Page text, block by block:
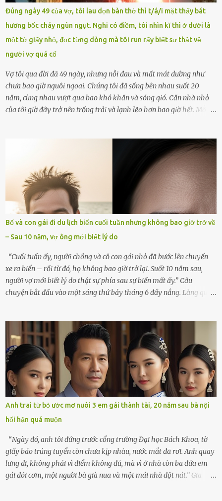
nhận thức được nội dung bài viết của bản thân trên mạng xã hội
ngày 1.9 là chưa phù hợp nên đã chủ động gỡ bài viết và đăng bài
xin lỗi trên trang Facebook cá nhân. Chu Ngọc Quang Vinh làm việc
với cơ quan chức năng. Ảnh: Đơn vị cung...
Đúng ngày 49 của vợ, tôi lau dọn bàn thờ thì t/á/i mặt thấy bát
hương bốc cháy ngùn ngụt. Nghi có điềm, tôi nhìn kĩ thì ở dưới là
một tờ giấy nhỏ, đọc từng dòng mà tôi run rẩy biết sự thật về
người vợ quá cố
Vợ tôi qua đời đã 49 ngày, nhưng nỗi đau và mất mát dường như
chưa bao giờ nguôi ngoai. Chúng tôi đã sống bên nhau suốt 20
năm, cùng nhau vượt qua bao khó khăn và sóng gió. Căn nhà nhỏ
của tôi giờ đây trở nên trống trải và lạnh lẽo hơn bao giờ hết. Mỗi
rơi vào khoảng trống vô tận, chẳng còn muốn làm gì ngoài việc
ngồi lặng lẽ nhớ về cô ấy. Nhưng cuộc sống không cho phép tôi mãi
chìm đắm trong đau khổ. Họ hàng, bạn bè và những người thân
thiết đã đến bên, giúp tôi tổ chức tang lễ chu toàn. Và hôm nay là
ngày giỗ đầu tiên của vợ, 49 ngày sau khi cô ấy rời xa tôi mãi
mãi.Buổi sáng hôm đó, sau khi cúng cơm xong, tôi quyết định lên
sắp xếp lại bàn thờ vợ. Mọi thứ vẫn như mọi ngày, nhưng có điều gì
đó kỳ lạ mà tôi không thể giải thích được. Trong khoảnh khắc tôi
cúi xuống lau chùi bát hương, một luồng gió lạ thoáng qua, khiến
tôi giật mình. Và rồi, một chuyện kinh...
Bố và con gái đi du lịch biển cuối tuần nhưng không bao giờ trở về
– Sau 10 năm, vợ ông mới biết lý do
“Cuối tuần ấy, người chồng và cô con gái nhỏ đã bước lên chuyến
xe ra biển – rồi từ đó, họ không bao giờ trở lại. Suốt 10 năm sau,
người vợ mới biết lý do thật sự phía sau sự biến mất ấy.” Câu
chuyện bắt đầu vào một sáng thứ bảy tháng 6 đầy nắng. Làng quê
không kém. Ông Minh, vốn là một người đàn ông điềm đạm, ít nói,
hôm ấy lại đặc biệt vui vẻ. Ông chuẩn bị hành lý cho chuyến đi biển
cùng cô con gái 8 tuổi tên Thảo. “Em ở nhà nghỉ ngơi nhé, anh đưa
con đi biển hai ngày, để nó được ngắm sóng, nghịch cát. Về chắc nó
sẽ kể cho em nghe cả tuần không hết chuyện.” – Ông Minh cười
hiền, vuốt tóc vợ. Bà Hạnh nhìn chồng và con gái ríu rít chuẩn bị mà
lòng cũng rộn ràng. Bà vốn ít có dịp đi xa vì còn bận buôn bán ở chợ,
nên lần này cũng đành ở nhà. Thảo ôm chầm lấy mẹ trước khi đi:
“Con sẽ nhặt thật nhiều vỏ sò cho mẹ nhé!” Chiếc xe khách lăn
bánh rời khỏi bến...
Anh trai từ bỏ ước mơ nuôi 3 em gái thành tài, 20 năm sau bà nội
hối hận quá muộn
“Ngày đó, anh tôi đứng trước cổng trường Đại học Bách Khoa, tờ
giấy báo trúng tuyển còn chưa kịp nhàu, nước mắt đã rơi. Anh quay
lưng đi, không phải vì điểm không đủ, mà vì ở nhà còn ba đứa em
gái đói cơm, một người bà già nua và một mái nhà dột nát.” Gia